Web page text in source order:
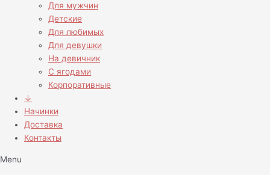
Для мужчин
Детские
Для любимых
Для девушки
На девичник
С ягодами
Корпоративные
↓
Начинки
Доставка
Контакты
Menu